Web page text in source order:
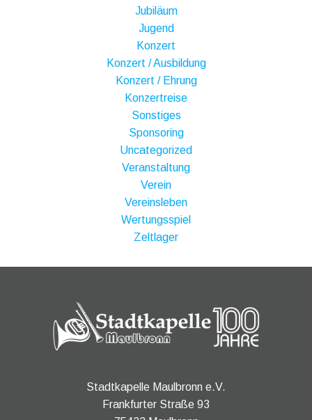
Jubiläum
Jugend
Konzert
Konzert / Ausbildung
Konzert / Ehrung
Konzertreise
Sonstiges
Sponsoring
Uncategorized
Veranstaltung
Verein
Vereinsleben
Wertungsspiel
Zeltlager
Stadtkapelle Maulbronn e.V.
Frankfurter Straße 93